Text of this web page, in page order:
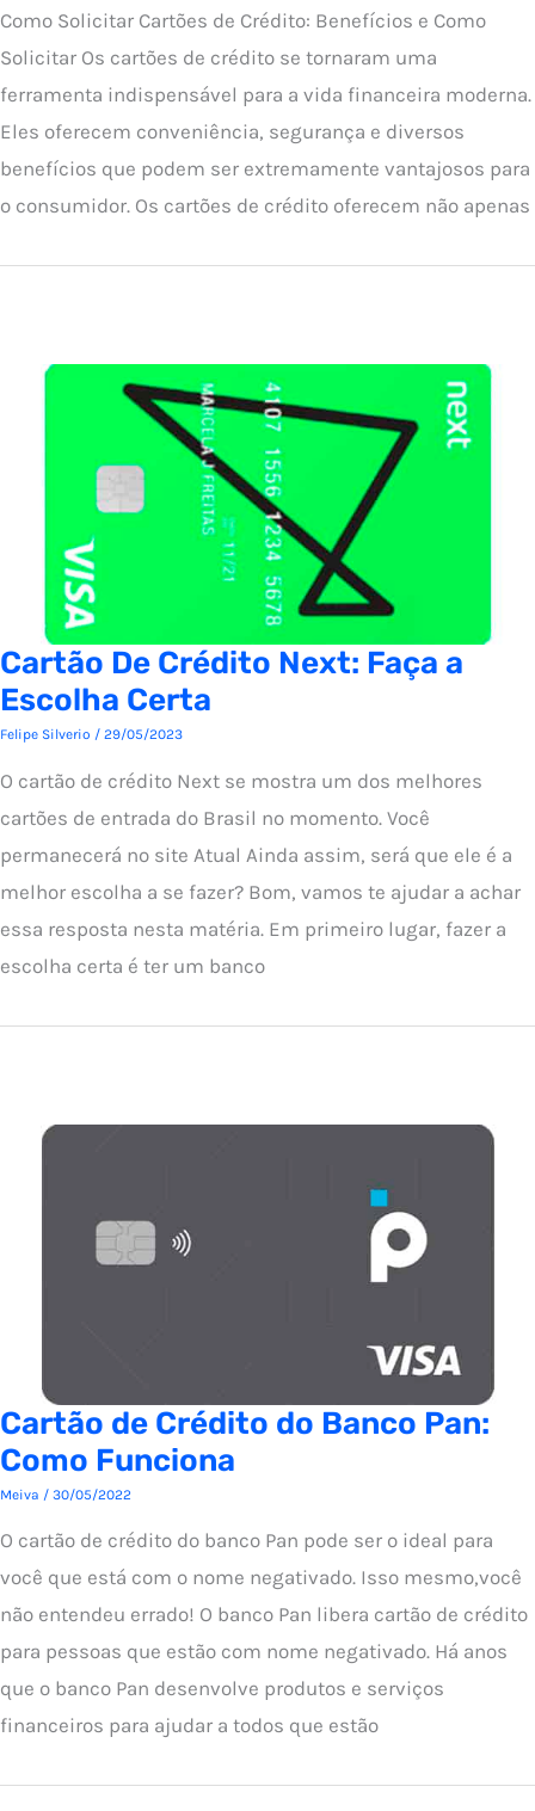
Como Solicitar Cartões de Crédito: Benefícios e Como
Solicitar Os cartões de crédito se tornaram uma
ferramenta indispensável para a vida financeira moderna.
Eles oferecem conveniência, segurança e diversos
benefícios que podem ser extremamente vantajosos para
o consumidor. Os cartões de crédito oferecem não apenas
Cartão De Crédito Next: Faça a
Escolha Certa
Felipe Silverio / 29/05/2023
O cartão de crédito Next se mostra um dos melhores
cartões de entrada do Brasil no momento. Você
permanecerá no site Atual Ainda assim, será que ele é a
melhor escolha a se fazer? Bom, vamos te ajudar a achar
essa resposta nesta matéria. Em primeiro lugar, fazer a
escolha certa é ter um banco
Cartão de Crédito do Banco Pan:
Como Funciona
Meiva / 30/05/2022
O cartão de crédito do banco Pan pode ser o ideal para
você que está com o nome negativado. Isso mesmo,você
não entendeu errado! O banco Pan libera cartão de crédito
para pessoas que estão com nome negativado. Há anos
que o banco Pan desenvolve produtos e serviços
financeiros para ajudar a todos que estão